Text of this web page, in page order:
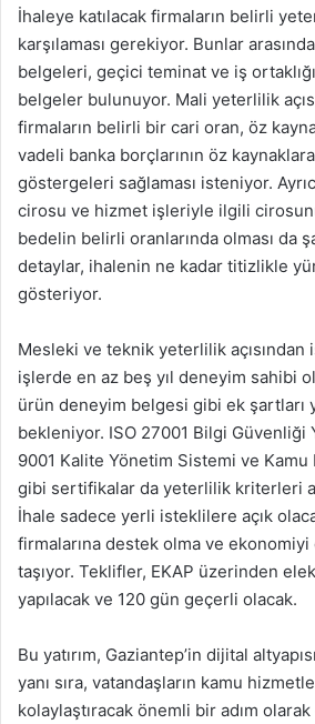
İhaleye katılacak firmaların belirli
karşılaması gerekiyor. Bunlar
belgeleri, geçici teminat ve iş
belgeler bulunuyor. Mali yeterlilik
firmaların belirli bir cari oran, öz
vadeli banka borçlarının öz
göstergeleri sağlaması isteniyor.
cirosu ve hizmet işleriyle ilgili
bedelin belirli oranlarında olması da
detaylar, ihalenin ne kadar titizlikle
gösteriyor.
Mesleki ve teknik yeterlilik açısından
işlerde en az beş yıl deneyim sahibi
ürün deneyim belgesi gibi ek şartları
bekleniyor. ISO 27001 Bilgi Güvenliği
9001 Kalite Yönetim Sistemi ve
gibi sertifikalar da yeterlilik kriterleri
İhale sadece yerli isteklilere açık
firmalarına destek olma ve ekonomiyi
taşıyor. Teklifler, EKAP üzerinden
yapılacak ve 120 gün geçerli olacak.
Bu yatırım, Gaziantep’in dijital
yanı sıra, vatandaşların kamu
kolaylaştıracak önemli bir adım olarak